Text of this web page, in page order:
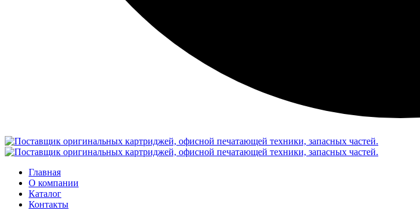
Главная
О компании
Каталог
Контакты